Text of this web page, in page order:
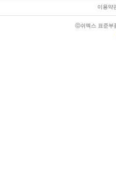
이용약
ⓒ쉬멕스 표준부